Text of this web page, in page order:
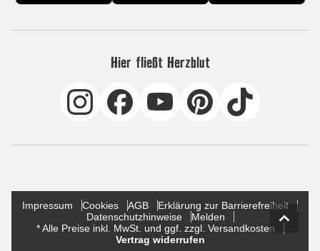
Hier fließt Herzblut
Impressum Cookies AGB
Erklärung zur Barrierefreiheit
Datenschutzhinweise
Melden
* Alle Preise inkl. MwSt. und ggf. zzgl. Versandkosten
Vertrag widerrufen